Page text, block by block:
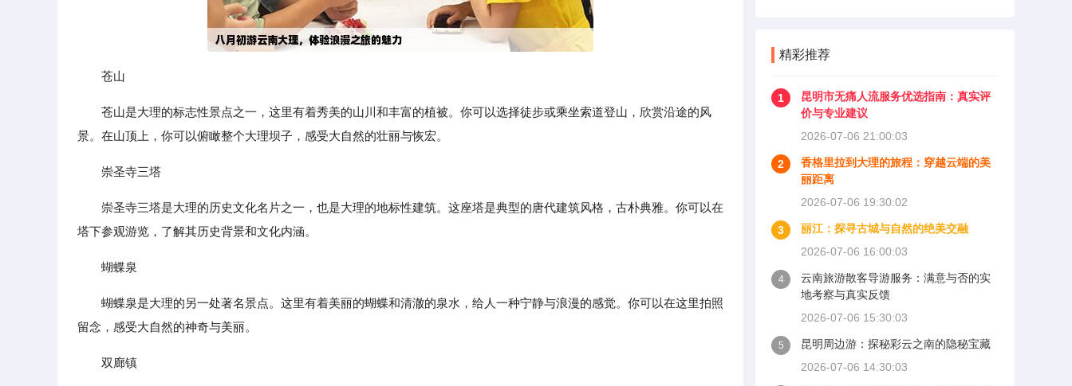
苍山
苍山是大理的标志性景点之一，这里有着秀美的山川和丰富的植被。你可以选择徒步或乘坐索道登山，欣赏沿途的风
景。在山顶上，你可以俯瞰整个大理坝子，感受大自然的壮丽与恢宏。
崇圣寺三塔
崇圣寺三塔是大理的历史文化名片之一，也是大理的地标性建筑。这座塔是典型的唐代建筑风格，古朴典雅。你可以在
塔下参观游览，了解其历史背景和文化内涵。
蝴蝶泉
蝴蝶泉是大理的另一处著名景点。这里有着美丽的蝴蝶和清澈的泉水，给人一种宁静与浪漫的感觉。你可以在这里拍照
留念，感受大自然的神奇与美丽。
双廊镇
精彩推荐
1
昆明市无痛人流服务优选指南：真实评
价与专业建议
2026-07-06 21:00:03
2
香格里拉到大理的旅程：穿越云端的美
丽距离
2026-07-06 19:30:02
3
丽江：探寻古城与自然的绝美交融
2026-07-06 16:00:03
4
云南旅游散客导游服务：满意与否的实
地考察与真实反馈
2026-07-06 15:30:03
5
昆明周边游：探秘彩云之南的隐秘宝藏
2026-07-06 14:30:03